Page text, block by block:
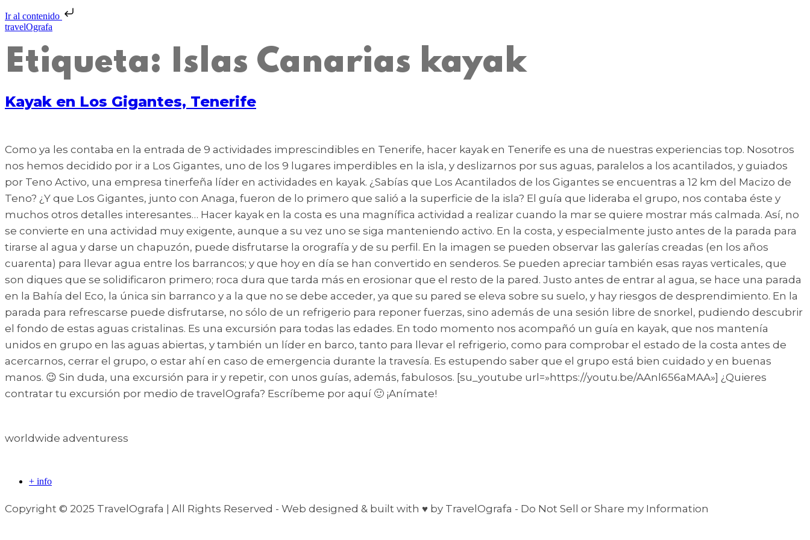
Ir al contenido
travelOgrafa
Etiqueta: Islas Canarias kayak
Kayak en Los Gigantes, Tenerife
Como ya les contaba en la entrada de 9 actividades imprescindibles en Tenerife, hacer kayak en Tenerife es una de nuestras experiencias top. Nosotros
nos hemos decidido por ir a Los Gigantes, uno de los 9 lugares imperdibles en la isla, y deslizarnos por sus aguas, paralelos a los acantilados, y guiados
por Teno Activo, una empresa tinerfeña líder en actividades en kayak. ¿Sabías que Los Acantilados de los Gigantes se encuentras a 12 km del Macizo de
Teno? ¿Y que Los Gigantes, junto con Anaga, fueron de lo primero que salió a la superficie de la isla? El guía que lideraba el grupo, nos contaba éste y
muchos otros detalles interesantes… Hacer kayak en la costa es una magnífica actividad a realizar cuando la mar se quiere mostrar más calmada. Así, no
se convierte en una actividad muy exigente, aunque a su vez uno se siga manteniendo activo. En la costa, y especialmente justo antes de la parada para
tirarse al agua y darse un chapuzón, puede disfrutarse la orografía y de su perfil. En la imagen se pueden observar las galerías creadas (en los años
cuarenta) para llevar agua entre los barrancos; y que hoy en día se han convertido en senderos. Se pueden apreciar también esas rayas verticales, que
son diques que se solidificaron primero; roca dura que tarda más en erosionar que el resto de la pared. Justo antes de entrar al agua, se hace una parada
en la Bahía del Eco, la única sin barranco y a la que no se debe acceder, ya que su pared se eleva sobre su suelo, y hay riesgos de desprendimiento. En la
parada para refrescarse puede disfrutarse, no sólo de un refrigerio para reponer fuerzas, sino además de una sesión libre de snorkel, pudiendo descubrir
el fondo de estas aguas cristalinas. Es una excursión para todas las edades. En todo momento nos acompañó un guía en kayak, que nos mantenía
unidos en grupo en las aguas abiertas, y también un líder en barco, tanto para llevar el refrigerio, como para comprobar el estado de la costa antes de
acercarnos, cerrar el grupo, o estar ahí en caso de emergencia durante la travesía. Es estupendo saber que el grupo está bien cuidado y en buenas
manos. 😉 Sin duda, una excursión para ir y repetir, con unos guías, además, fabulosos. [su_youtube url=»https://youtu.be/AAnl656aMAA»] ¿Quieres
contratar tu excursión por medio de travelOgrafa? Escríbeme por aquí 🙂 ¡Anímate!
worldwide adventuress
+ info
Copyright © 2025 TravelOgrafa | All Rights Reserved - Web designed & built with ♥ by TravelOgrafa - Do Not Sell or Share my Information